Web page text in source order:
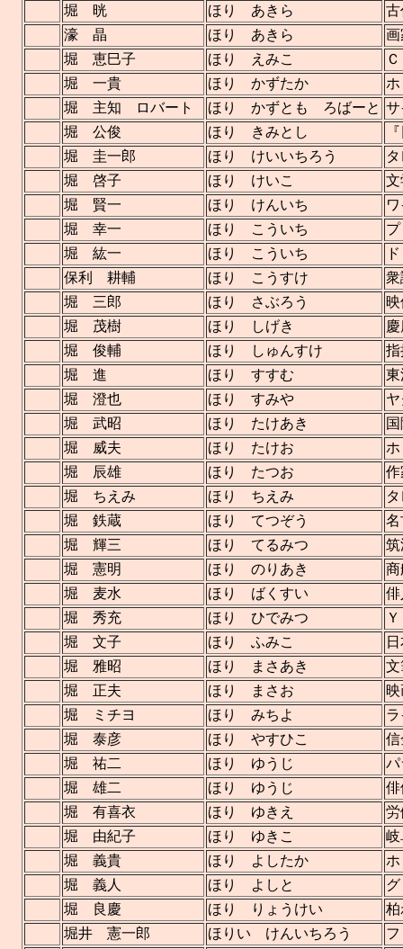
堀 晄
ほり あきら
古
濠 晶
ほり あきら
画
堀 恵巳子
ほり えみこ
堀 一貴
ほり かずたか
堀 主知 ロバート
ほり かずとも ろばーと サ
堀 公俊
ほり きみとし
堀 圭一郎
ほり けいいちろう
堀 啓子
ほり けいこ
文
堀 賢一
ほり けんいち
堀 幸一
ほり こういち
堀 紘一
ほり こういち
保利 耕輔
ほり こうすけ
衆
堀 三郎
ほり さぶろう
堀 茂樹
ほり しげき
堀 俊輔
ほり しゅんすけ
指
堀 進
ほり すすむ
東
堀 澄也
ほり すみや
堀 武昭
ほり たけあき
堀 威夫
ほり たけお
堀 辰雄
ほり たつお
作
堀 ちえみ
ほり ちえみ
堀 鉄蔵
ほり てつぞう
名
堀 輝三
ほり てるみつ
堀 憲明
ほり のりあき
商
堀 麦水
ほり ばくすい
俳
堀 秀充
ほり ひでみつ
堀 文子
ほり ふみこ
堀 雅昭
ほり まさあき
文
堀 正夫
ほり まさお
堀 ミチヨ
ほり みちよ
堀 泰彦
ほり やすひこ
堀 祐二
ほり ゆうじ
パ
堀 雄二
ほり ゆうじ
俳
堀 有喜衣
ほり ゆきえ
労
堀 由紀子
ほり ゆきこ
岐
堀 義貴
ほり よしたか
堀 義人
ほり よしと
堀 良慶
ほり りょうけい
柏
堀井 憲一郎
ほりい けんいちろう